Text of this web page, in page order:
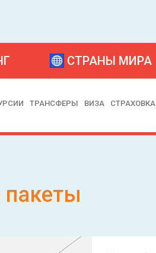
СТРАНЫ МИРА
ТРАНСФЕРЫ ВИЗА СТРАХОВКА